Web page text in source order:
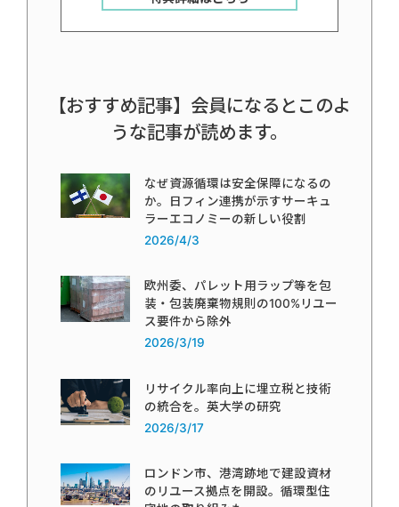
【おすすめ記事】会員になるとこのよ
うな記事が読めます。
なぜ資源循環は安全保障になるの
か。日フィン連携が示すサーキュ
ラーエコノミーの新しい役割
2026/4/3
欧州委、パレット用ラップ等を包
装・包装廃棄物規則の100%リユー
ス要件から除外
2026/3/19
リサイクル率向上に埋立税と技術
の統合を。英大学の研究
2026/3/17
ロンドン市、港湾跡地で建設資材
のリユース拠点を開設。循環型住